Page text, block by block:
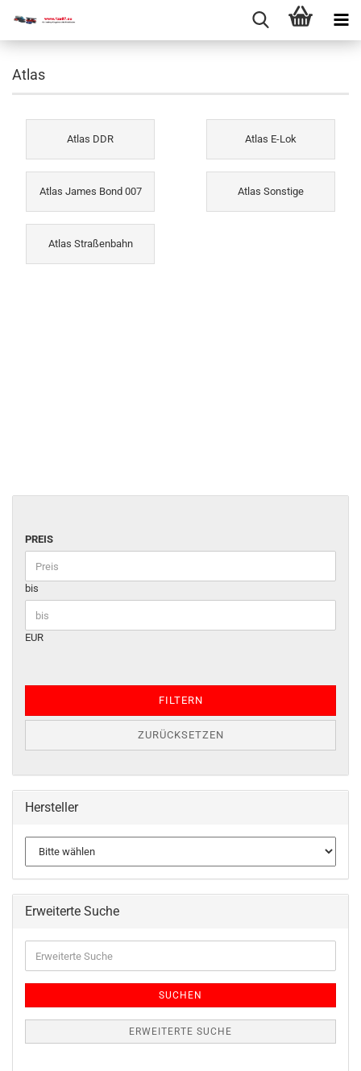
Atlas
Atlas DDR Atlas E-Lok
Atlas James Bond 007 Atlas Sonstige
Atlas Straßenbahn
PREIS
bis
EUR
FILTERN
ZURÜCKSETZEN
Hersteller
Erweiterte Suche
SUCHEN
ERWEITERTE SUCHE